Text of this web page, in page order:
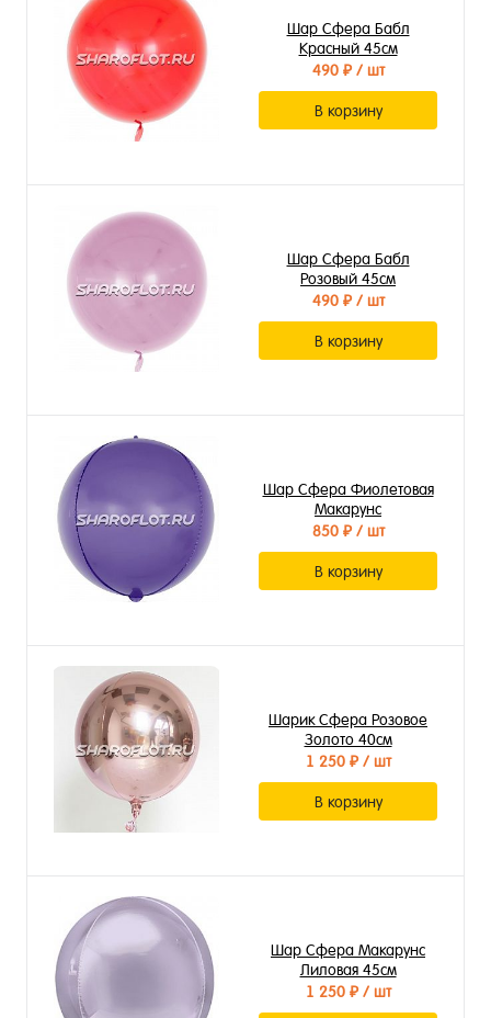
Шар Сфера Бабл
Красный 45см
490 ₽/ шт
В корзину
Шар Сфера Бабл
Розовый 45см
490 ₽/ шт
В корзину
Шар Сфера Фиолетовая
Макарунс
850 ₽/ шт
В корзину
Шарик Сфера Розовое
Золото 40см
1 250 ₽/ шт
В корзину
Шар Сфера Макарунс
Лиловая 45см
1 250 ₽/ шт